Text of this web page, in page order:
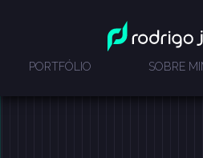
PORTFÓLIO SOBRE